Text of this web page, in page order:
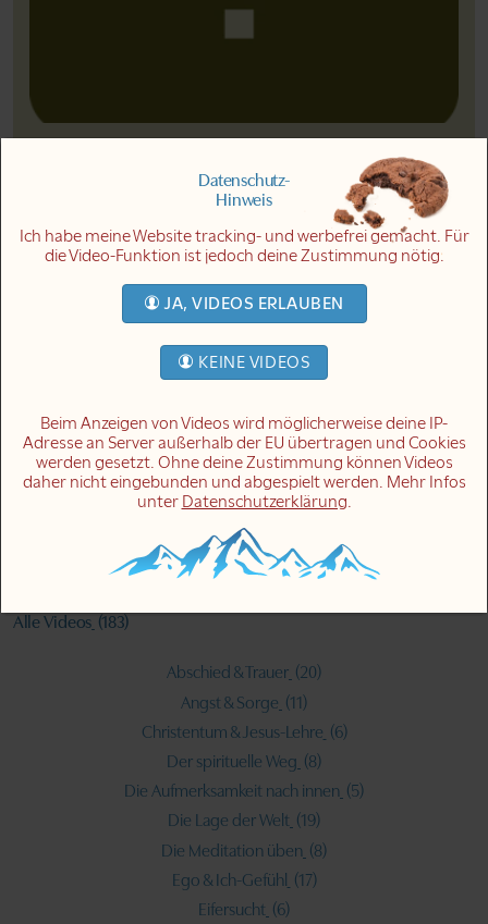
einen Brief von dir! Link zu den Kontaktinfos
Bitte teile dieses Video auf Facebook
Bitte teile dieses Video auf Pinterest
Bitte teile dieses Video auf LinkedIn
Bitte teile dieses Video über Email
Wird in Kürze ergänzt.
Alle Videos (183)
Abschied & Trauer (20)
Angst & Sorge (11)
Christentum & Jesus-Lehre (6)
Der spirituelle Weg (8)
Die Aufmerksamkeit nach innen (5)
Die Lage der Welt (19)
Die Meditation üben (8)
Ego & Ich-Gefühl (17)
Eifersucht (6)
Datenschutz-
Hinweis
Ich habe meine Website tracking- und werbefrei gemacht. Für
die Video-Funktion ist jedoch deine Zustimmung nötig.
JA, VIDEOS ERLAUBEN
KEINE VIDEOS
Beim Anzeigen von Videos wird möglicherweise deine IP-
Adresse an Server außerhalb der EU übertragen und Cookies
werden gesetzt. Ohne deine Zustimmung können Videos
daher nicht eingebunden und abgespielt werden. Mehr Infos
unter Datenschutzerklärung.